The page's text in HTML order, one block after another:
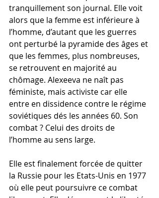
tranquillement son journal. Elle voit
alors que la femme est inférieure à
l’homme, d’autant que les guerres
ont perturbé la pyramide des âges et
que les femmes, plus nombreuses,
se retrouvent en majorité au
chômage. Alexeeva ne naît pas
féministe, mais activiste car elle
entre en dissidence contre le régime
soviétiques dés les années 60. Son
combat ? Celui des droits de
l’homme au sens large.
Elle est finalement forcée de quitter
la Russie pour les Etats-Unis en 1977
où elle peut poursuivre ce combat